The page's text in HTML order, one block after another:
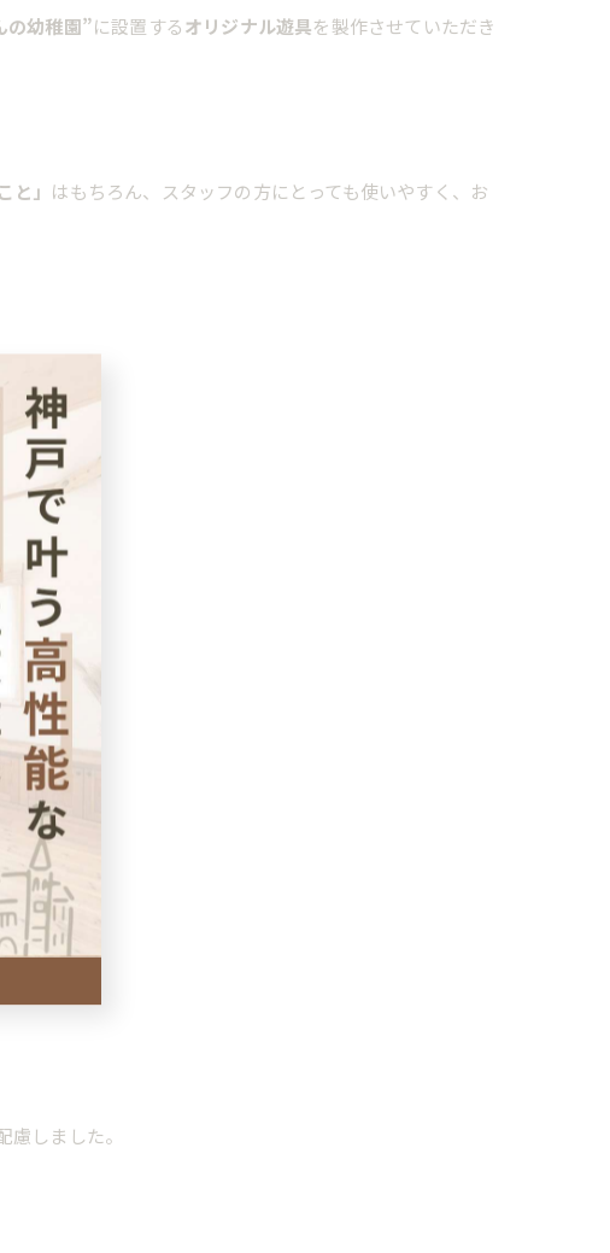
の幼稚園”に設置するオリジナル遊具を製作させていただき
と」 はもちろん、スタッフの方にとっても使いやすく、お
した。
しました。